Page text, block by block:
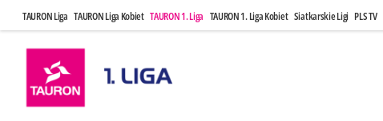
TAURON Liga TAURON Liga Kobiet TAURON 1. Liga TAURON 1. Liga Kobiet Siatkarskie Ligi PLS TV